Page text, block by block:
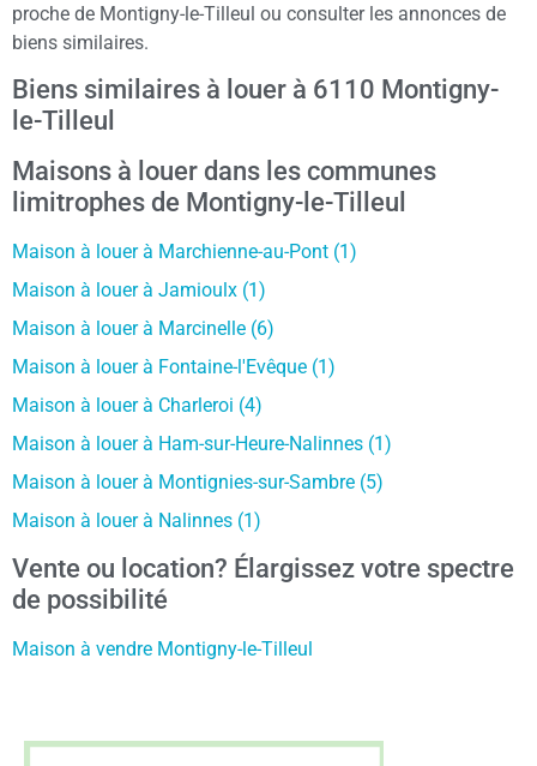
proche de Montigny-le-Tilleul ou consulter les annonces de
biens similaires.
Biens similaires à louer à 6110 Montigny-
le-Tilleul
Maisons à louer dans les communes
limitrophes de Montigny-le-Tilleul
Maison à louer à Marchienne-au-Pont (1)
Maison à louer à Jamioulx (1)
Maison à louer à Marcinelle (6)
Maison à louer à Fontaine-l'Evêque (1)
Maison à louer à Charleroi (4)
Maison à louer à Ham-sur-Heure-Nalinnes (1)
Maison à louer à Montignies-sur-Sambre (5)
Maison à louer à Nalinnes (1)
Vente ou location? Élargissez votre spectre
de possibilité
Maison à vendre Montigny-le-Tilleul